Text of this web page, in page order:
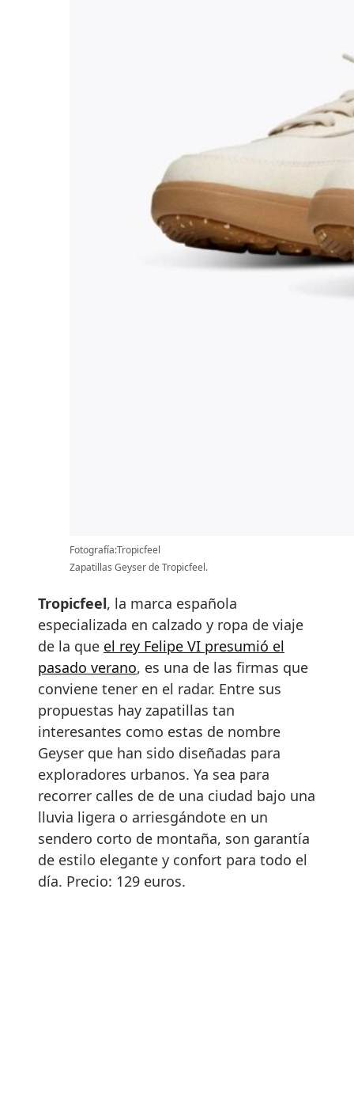
Fotografía:Tropicfeel
Zapatillas Geyser de Tropicfeel.
Tropicfeel, la marca española
especializada en calzado y ropa de viaje
de la que el rey Felipe VI presumió el
pasado verano, es una de las firmas que
conviene tener en el radar. Entre sus
propuestas hay zapatillas tan
interesantes como estas de nombre
Geyser que han sido diseñadas para
exploradores urbanos. Ya sea para
recorrer calles de de una ciudad bajo una
lluvia ligera o arriesgándote en un
sendero corto de montaña, son garantía
de estilo elegante y confort para todo el
día. Precio: 129 euros.